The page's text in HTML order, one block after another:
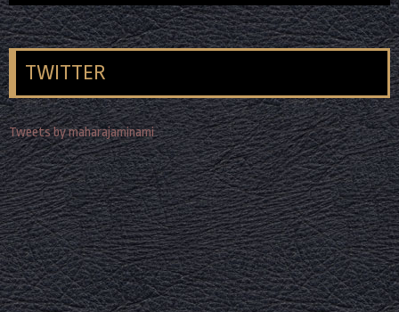
TWITTER
Tweets by maharajaminami